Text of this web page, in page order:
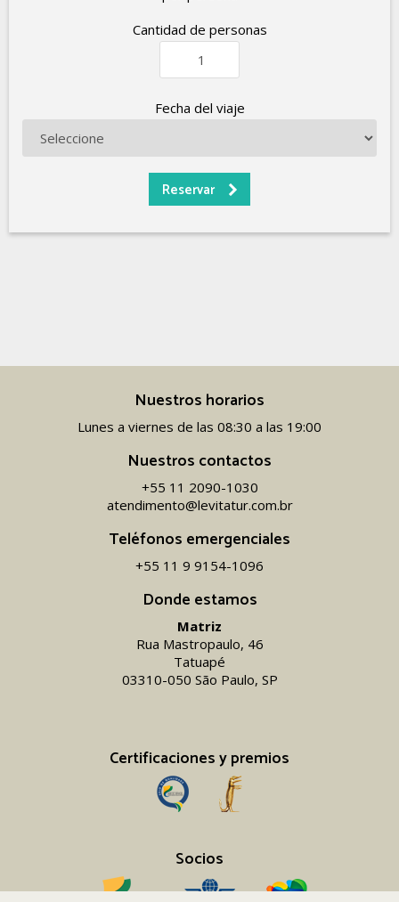
Cantidad de personas
Fecha del viaje
Donde estamos
Matriz
Rua Mastropaulo, 46
Tatuapé
03310-050 São Paulo, SP
Certificaciones y premios
Socios
Nuestros horarios
Lunes a viernes de las 08:30 a las 19:00
Nuestros contactos
+55 11 2090-1030
atendimento@levitatur.com.br
Teléfonos emergenciales
+55 11 9 9154-1096‬